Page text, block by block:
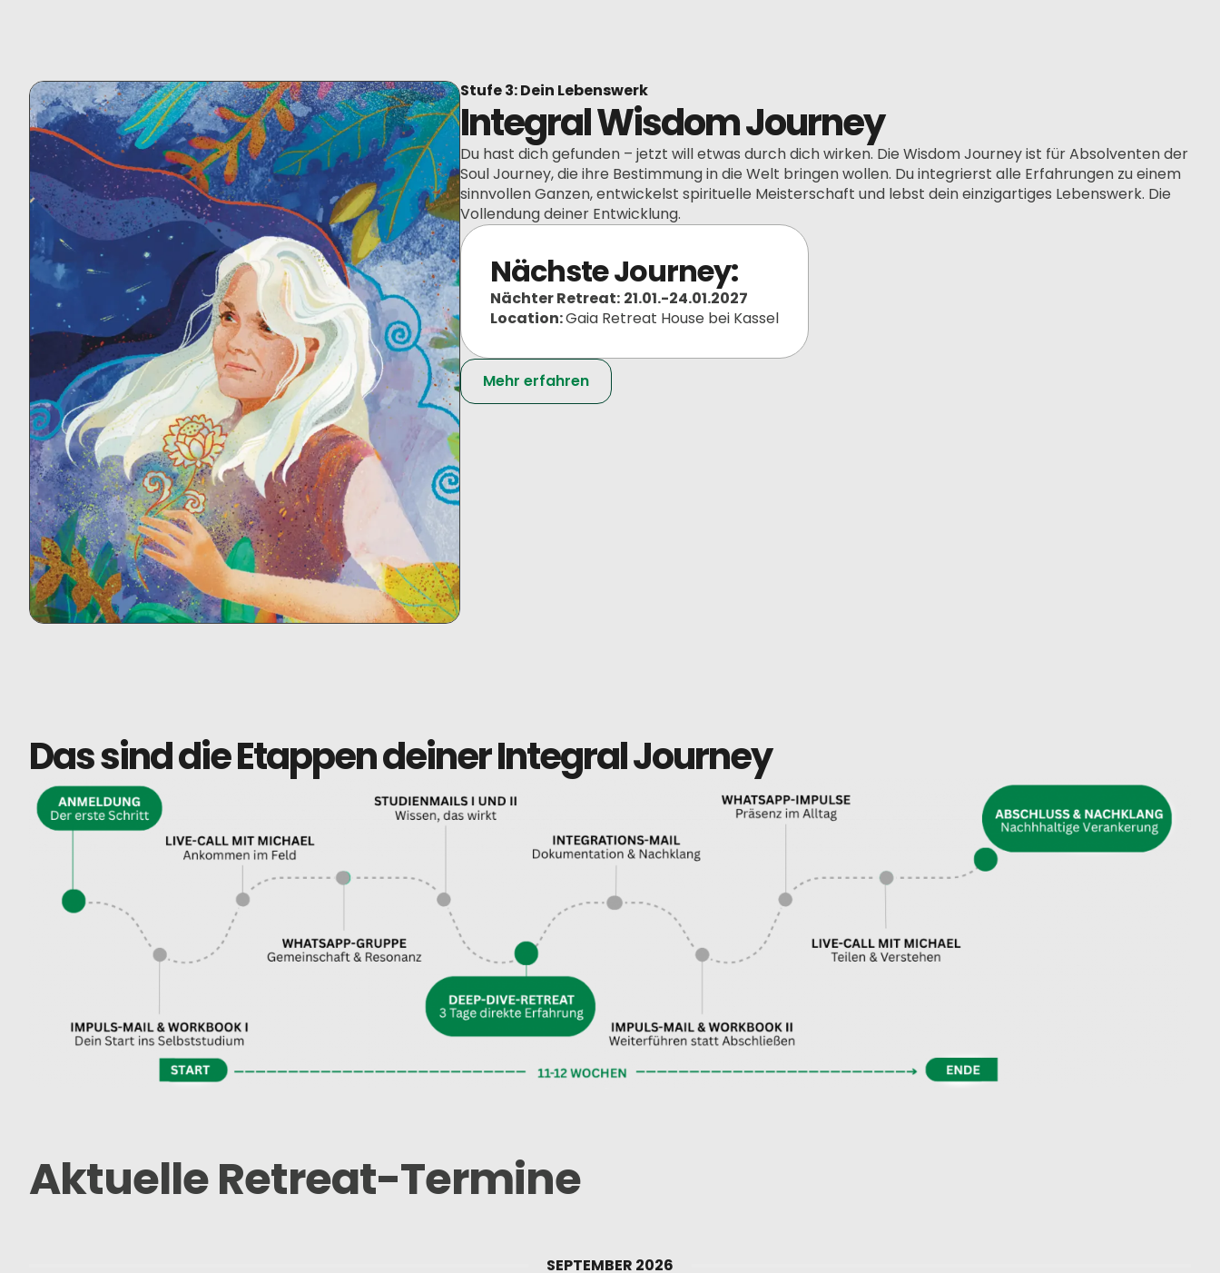
Stufe 3: Dein Lebenswerk
Integral Wisdom Journey
Du hast dich gefunden – jetzt will etwas durch dich wirken. Die Wisdom Journey ist für Absolventen der
Soul Journey, die ihre Bestimmung in die Welt bringen wollen. Du integrierst alle Erfahrungen zu einem
sinnvollen Ganzen, entwickelst spirituelle Meisterschaft und lebst dein einzigartiges Lebenswerk. Die
Vollendung deiner Entwicklung.
Nächste Journey:
Nächter Retreat: 21.01.-24.01.2027
Location:Gaia Retreat House bei Kassel
Mehr erfahren
Das sind die Etappen deiner Integral Journey
Aktuelle Retreat-Termine
SEPTEMBER 2026